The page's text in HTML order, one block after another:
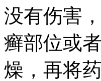
没有伤害
癣部位或
燥，再将